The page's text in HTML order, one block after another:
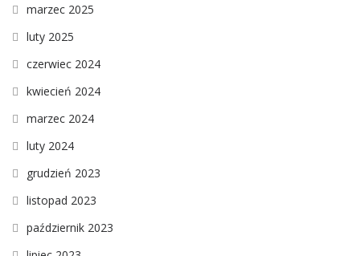
marzec 2025
luty 2025
czerwiec 2024
kwiecień 2024
marzec 2024
luty 2024
grudzień 2023
listopad 2023
październik 2023